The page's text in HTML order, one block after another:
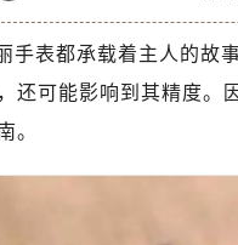
手表都承载着主人的故
还可能影响到其精度。
。